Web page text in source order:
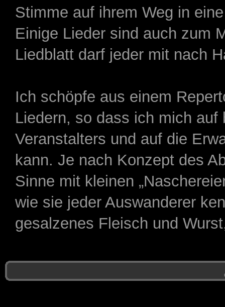
Stimme auf ihrem Weg in
Einige Lieder sind auch zum
Liedblatt darf jeder mit nach
Ich schöpfe aus einem
Liedern, so dass ich mich
Veranstalters und auf die
kann. Je nach Konzept des
Sinne mit kleinen
wie sie jeder Auswanderer
gesalzenes Fleisch und